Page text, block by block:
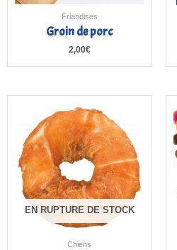
Friandises
Groin de porc
2,00€
EN RUPTURE DE STOCK
Chiens